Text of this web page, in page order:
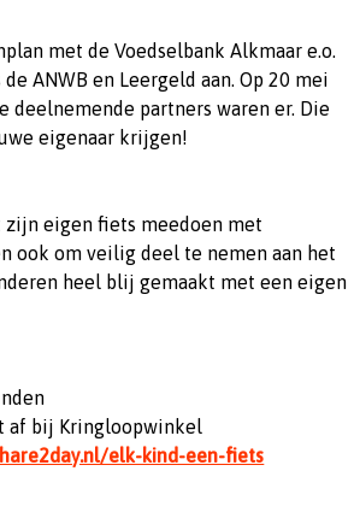
met de Voedselbank Alkmaar e.o.
ANWB en Leergeld aan. Op 20 mei
deelnemende partners waren er. Die
eigenaar krijgen!
eigen fiets meedoen met
ook om veilig deel te nemen aan het
heel blij gemaakt met een eigen
af bij Kringloopwinkel
elk-kind-een-fiets